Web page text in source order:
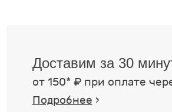
Доставим за 30
от 150* ₽ при оплате
Подробнее ›